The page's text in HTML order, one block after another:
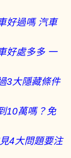
好過嗎 汽車
好處多多 一
3大隱藏條件
10萬嗎？免
4大問題要注